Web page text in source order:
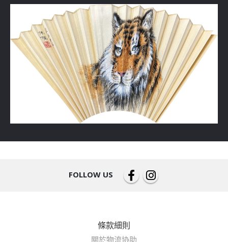
FOLLOW US
條款細則
關於物流协助